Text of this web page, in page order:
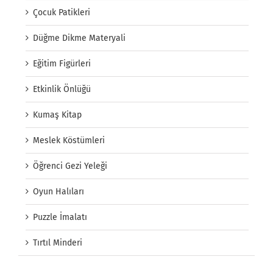
Çocuk Patikleri
Düğme Dikme Materyali
Eğitim Figürleri
Etkinlik Önlüğü
Kumaş Kitap
Meslek Köstümleri
Öğrenci Gezi Yeleği
Oyun Halıları
Puzzle İmalatı
Tırtıl Minderi